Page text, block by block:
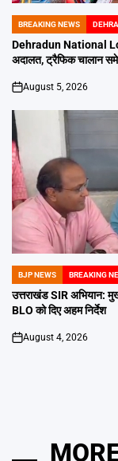
POSTED
IN
BREAKING NEWS
Dehradun National
अदालत, ट्रैफिक चालान
on
August 5, 2026
POSTED
IN
BJP NEWS BREAKING
उत्तराखंड SIR अभियान:
BLO को दिए अहम निर्देश
on
August 4, 2026